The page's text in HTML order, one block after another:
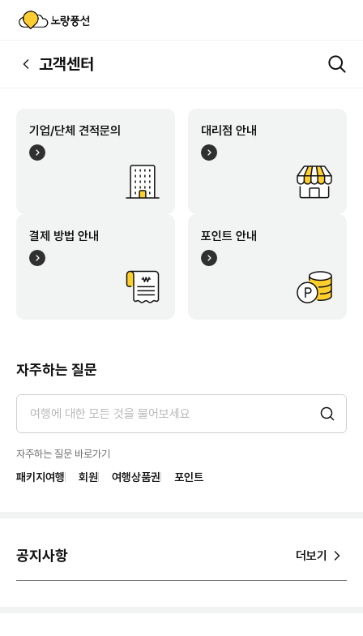
고객센터
기업/단체 견적문의 대리점 안내
결제 방법 안내 포인트 안내
자주하는 질문
자주하는 질문 바로가기
패키지여행 회원 여행상품권 포인트
공지사항 더보기